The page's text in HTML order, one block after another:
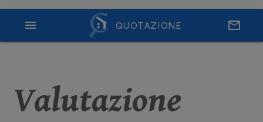
QUOTAZIONE email
menu
Valutazione